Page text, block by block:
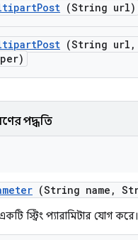
Post (String url)
Post (String url ,
পদ্ধতি
(String name ,
স্ট্রিং প্যারামিটার যোগ করে।